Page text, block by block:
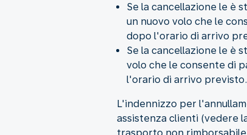
Se la cancellazione le è
un nuovo volo che le
dopo l'orario di arrivo
Se la cancellazione le è
volo che le consente di
l'orario di arrivo previsto.
L'indennizzo per
assistenza clienti (vedere